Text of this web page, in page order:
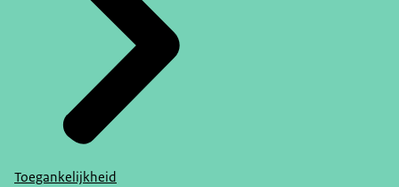
Toegankelijkheid